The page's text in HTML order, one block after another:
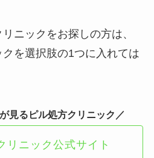
ニックをお探しの方は、
を選択肢の1つに入れては
見るピル処方クリニック／
リニック公式サイト